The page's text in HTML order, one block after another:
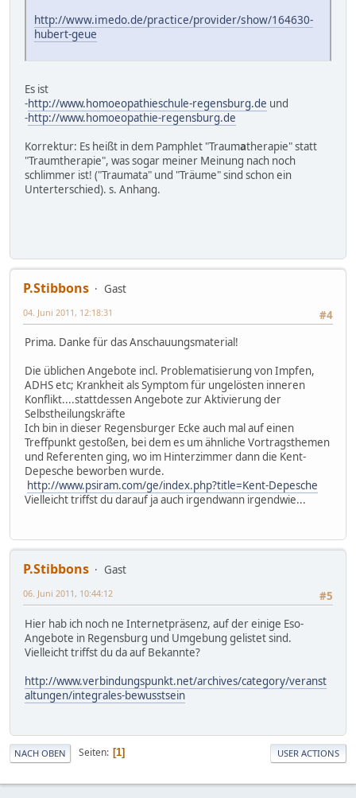
http://www.imedo.de/practice/provider/show/164630-
hubert-geue
Es ist
-http://www.homoeopathieschule-regensburg.de und
-http://www.homoeopathie-regensburg.de
Korrektur: Es heißt in dem Pamphlet "Traumatherapie" statt
"Traumtherapie", was sogar meiner Meinung nach noch
schlimmer ist! ("Traumata" und "Träume" sind schon ein
Unterterschied). s. Anhang.
P.Stibbons
Gast
#4
04. Juni 2011, 12:18:31
Prima. Danke für das Anschauungsmaterial!
Die üblichen Angebote incl. Problematisierung von Impfen,
ADHS etc; Krankheit als Symptom für ungelösten inneren
Konflikt....stattdessen Angebote zur Aktivierung der
Selbstheilungskräfte
Ich bin in dieser Regensburger Ecke auch mal auf einen
Treffpunkt gestoßen, bei dem es um ähnliche Vortragsthemen
und Referenten ging, wo im Hinterzimmer dann die Kent-
Depesche beworben wurde.
http://www.psiram.com/ge/index.php?title=Kent-Depesche
Vielleicht triffst du darauf ja auch irgendwann irgendwie...
P.Stibbons
Gast
#5
06. Juni 2011, 10:44:12
Hier hab ich noch ne Internetpräsenz, auf der einige Eso-
Angebote in Regensburg und Umgebung gelistet sind.
Vielleicht triffst du da auf Bekannte?
http://www.verbindungspunkt.net/archives/category/veranst
altungen/integrales-bewusstsein
NACH OBEN Seiten 1 USER ACTIONS